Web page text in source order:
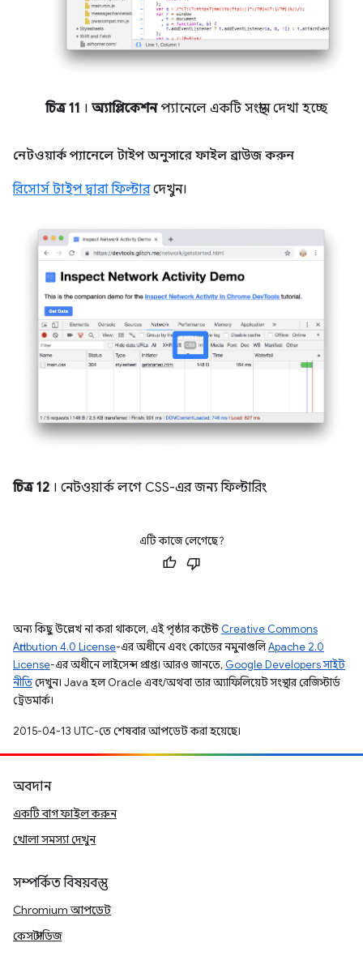
চিত্র 11 । অ্যাপ্লিকেশনপ্যানেলে একটি সংস্থান দেখা হচ্ছে
নেটওয়ার্ক প্যানেলে টাইপ অনুসারে ফাইল ব্রাউজ করুন
রিসোর্স টাইপ দ্বারা ফিল্টারদেখুন।
চিত্র 12 । নেটওয়ার্ক লগে CSS-এর জন্য ফিল্টারিং
এটি কাজে লেগেছে?
অন্য কিছু উল্লেখ না করা থাকলে, এই পৃষ্ঠার কন্টেন্ট Creative Commons
Attribution 4.0 License-এর অধীনে এবং কোডের নমুনাগুলিApache 2.0
License-এর অধীনে লাইসেন্স প্রাপ্ত। আরও জানতে, Google Developers সাইট
নীতিদেখুন। Java হল Oracle এবং/অথবা তার অ্যাফিলিয়েট সংস্থার রেজিস্টার্ড
ট্রেডমার্ক।
2015-04-13 UTC-তে শেষবার আপডেট করা হয়েছে।
অবদান
একটি বাগ ফাইল করুন
খোলা সমস্যা দেখুন
সম্পর্কিত বিষয়বস্তু
Chromium আপডেট
কেস স্টাডিজ